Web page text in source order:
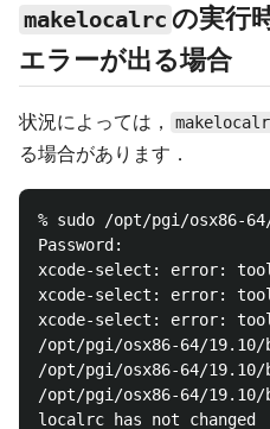
makelocalrc の実行
エラーが出る場合
状況によっては，
る場合があります．
% sudo /opt/pgi/osx86-
Password:
xcode-select: error: tool
xcode-select: error: tool
xcode-select: error: tool
/opt/pgi/osx86-64/
/opt/pgi/osx86-64/
/opt/pgi/osx86-64/